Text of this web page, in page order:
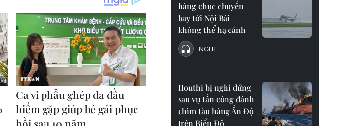
hàng chục chuyến
bay tới Nội Bài
không thể hạ cánh
NGHE
Houthi bị nghi đứng
sau vụ tấn công đánh
chìm tàu hàng Ấn Độ
trên Biển Đỏ